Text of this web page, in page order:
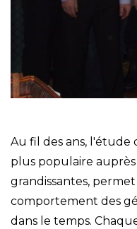
Au fil des ans, l'étude
plus populaire
grandissantes,
comportement des
dans le temps.